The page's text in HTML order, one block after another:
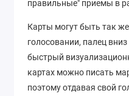
правильные" приемы в
Карты могут быть так
голосовании, палец
быстрый
картах можно писать
поэтому отдавая свой